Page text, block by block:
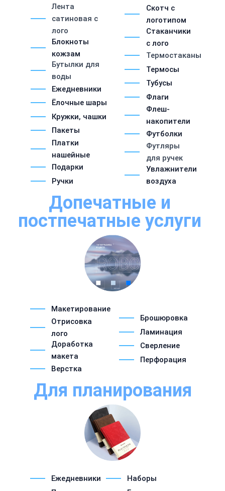
Лента
сатиновая с
лого
Блокноты
кожзам
Бутылки для
воды
Ежедневники
Ёлочные шары
Кружки, чашки
Пакеты
Платки
нашейные
Подарки
Ручки
Скотч с
логотипом
Стаканчики
с лого
Термостаканы
Термосы
Тубусы
Флаги
Флеш-
накопители
Футболки
Футляры
для ручек
Увлажнители
воздуха
Допечатные и
постпечатные услуги
Макетирование
Отрисовка
лого
Доработка
макета
Верстка
Брошюровка
Ламинация
Сверление
Перфорация
Для планирования
Ежедневники
Наборы